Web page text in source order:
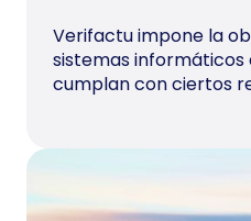
Verifactu impone la
sistemas
cumplan con ciertos